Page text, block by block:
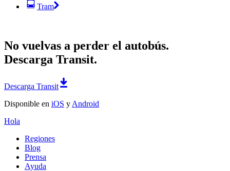
Tram
No vuelvas a perder el autobús.
Descarga Transit.
Descarga Transit
Disponible en iOS y Android
Hola
Regiones
Blog
Prensa
Ayuda